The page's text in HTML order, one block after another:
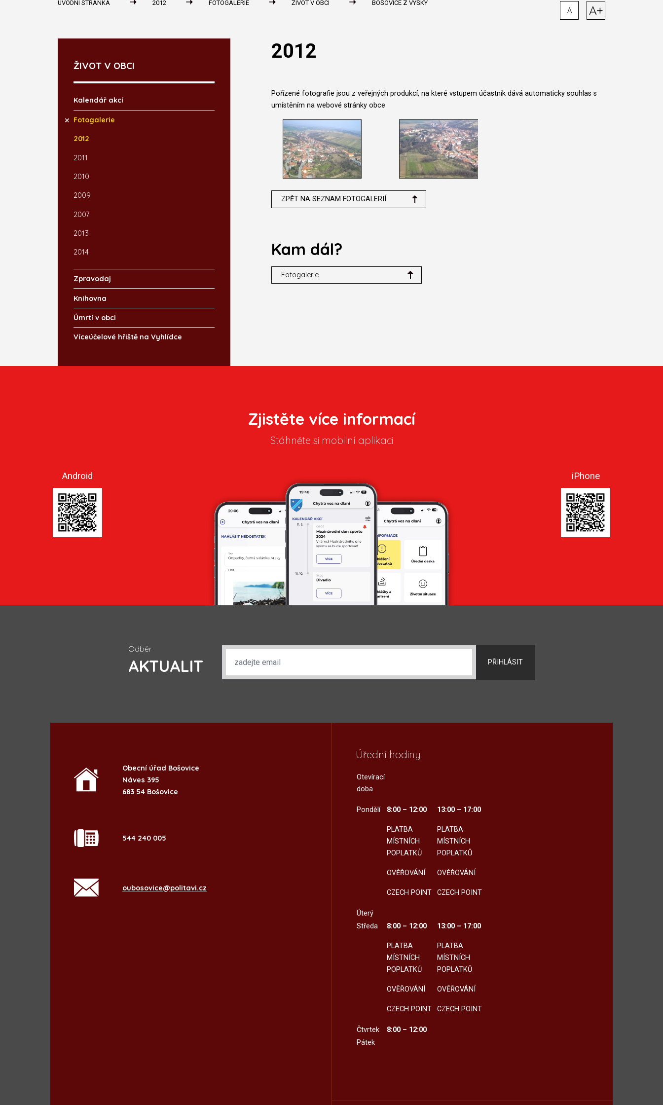
ÚVODNÍ STRÁNKA 2012 FOTOGALERIE ŽIVOT V OBCI BOŠOVICE Z VÝŠKY
A A+
2012
Pořízené fotografie jsou z veřejných produkcí, na které vstupem účastník dává automaticky souhlas s
umístěním na webové stránky obce
ZPĚT NA SEZNAM FOTOGALERIÍ
Kam dál?
Fotogalerie
ŽIVOT V OBCI
Kalendář akcí
Fotogalerie
2012
2011
2010
2009
2007
2013
2014
Zpravodaj
Knihovna
Úmrtí v obci
Víceúčelové hřiště na Vyhlídce
Zjistěte více informací
Stáhněte si mobilní aplikaci
Android iPhone
Odběr
AKTUALIT PŘIHLÁSIT
Obecní úřad Bošovice
Náves 395
683 54 Bošovice
544 240 005
oubosovice@politavi.cz
Úřední hodiny
Otevírací
doba
Pondělí 8:00 – 12:00
PLATBA
MÍSTNÍCH
POPLATKŮ
OVĚŘOVÁNÍ
CZECH POINT
13:00 – 17:00
PLATBA
MÍSTNÍCH
POPLATKŮ
OVĚŘOVÁNÍ
CZECH POINT
Úterý
Středa
8:00 – 12:00
PLATBA
MÍSTNÍCH
POPLATKŮ
OVĚŘOVÁNÍ
CZECH POINT
13:00 – 17:00
PLATBA
MÍSTNÍCH
POPLATKŮ
OVĚŘOVÁNÍ
CZECH POINT
Čtvrtek
8:00 – 12:00
Pátek